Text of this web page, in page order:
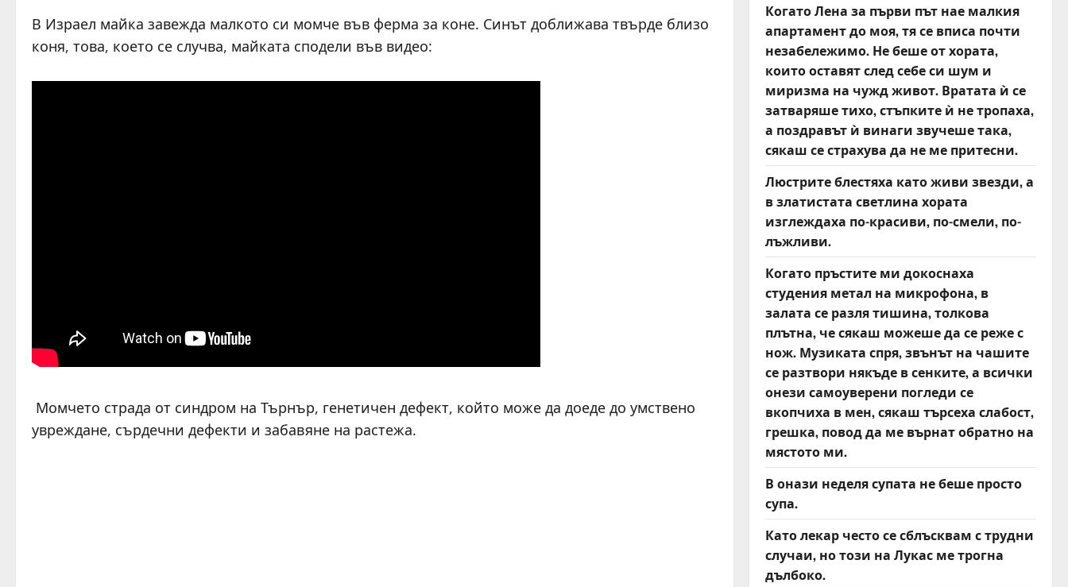
В Израел майка завежда малкото си момче във ферма за коне. Синът доближава твърде близо
коня, това, което се случва, майката сподели във видео:
Момчето страда от синдром на Търнър, генетичен дефект, който може да доеде до умствено
увреждане, сърдечни дефекти и забавяне на растежа.
Когато Лена за първи път нае малкия
апартамент до моя, тя се вписа почти
незабележимо. Не беше от хората,
които оставят след себе си шум и
миризма на чужд живот. Вратата ѝ се
затваряше тихо, стъпките ѝ не тропаха,
а поздравът ѝ винаги звучеше така,
сякаш се страхува да не ме притесни.
Люстрите блестяха като живи звезди, а
в златистата светлина хората
изглеждаха по-красиви, по-смели, по-
лъжливи.
Когато пръстите ми докоснаха
студения метал на микрофона, в
залата се разля тишина, толкова
плътна, че сякаш можеше да се реже с
нож. Музиката спря, звънът на чашите
се разтвори някъде в сенките, а всички
онези самоуверени погледи се
вкопчиха в мен, сякаш търсеха слабост,
грешка, повод да ме върнат обратно на
мястото ми.
В онази неделя супата не беше просто
супа.
Като лекар често се сблъсквам с трудни
случаи, но този на Лукас ме трогна
дълбоко.